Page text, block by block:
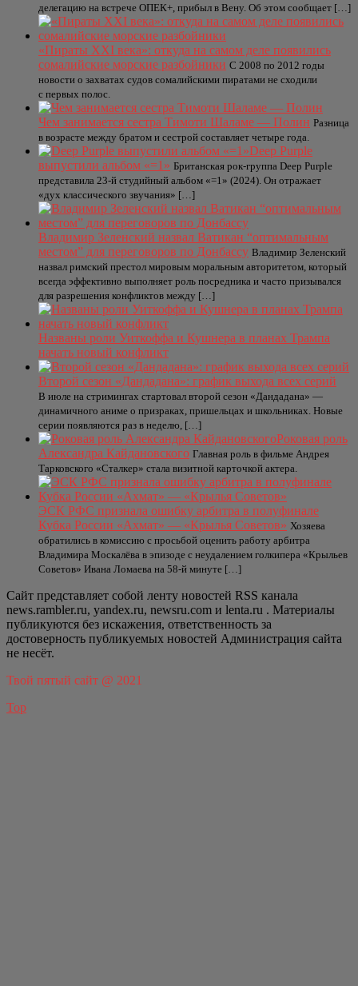
делегацию на встрече ОПЕК+, прибыл в Вену. Об этом сообщает […]
«Пираты ХХI века»: откуда на самом деле появились
сомалийские морские разбойники С 2008 по 2012 годы
новости о захватах судов сомалийскими пиратами не сходили
с первых полос.
Чем занимается сестра Тимоти Шаламе — Полин Разница
в возрасте между братом и сестрой составляет четыре года.
Deep Purple
выпустили альбом «=1» Британская рок-группа Deep Purple
представила 23-й студийный альбом «=1» (2024). Он отражает
«дух классического звучания» […]
Владимир Зеленский назвал Ватикан “оптимальным
местом” для переговоров по Донбассу Владимир Зеленский
назвал римский престол мировым моральным авторитетом, который
всегда эффективно выполняет роль посредника и часто призывался
для разрешения конфликтов между […]
Названы роли Уиткоффа и Кушнера в планах Трампа
начать новый конфликт
Второй сезон «Дандадана»: график выхода всех серий
В июле на стримингах стартовал второй сезон «Дандадана» —
динамичного аниме о призраках, пришельцах и школьниках. Новые
серии появляются раз в неделю, […]
Роковая роль
Александра Кайдановского Главная роль в фильме Андрея
Тарковского «Сталкер» стала визитной карточкой актера.
ЭСК РФС признала ошибку арбитра в полуфинале
Кубка России «Ахмат» — «Крылья Советов» Хозяева
обратились в комиссию с просьбой оценить работу арбитра
Владимира Москалёва в эпизоде с неудалением голкипера «Крыльев
Советов» Ивана Ломаева на 58-й минуте […]
Сайт представляет собой ленту новостей RSS канала
news.rambler.ru, yandex.ru, newsru.com и lenta.ru . Материалы
публикуются без искажения, ответственность за
достоверность публикуемых новостей Администрация сайта
не несёт.
Твой пятый сайт @ 2021
Top